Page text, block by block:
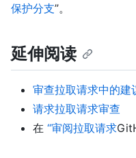
保护分支”。
延伸阅读
审查拉取请求中的建
请求拉取请求审查
在 “审阅拉取请求